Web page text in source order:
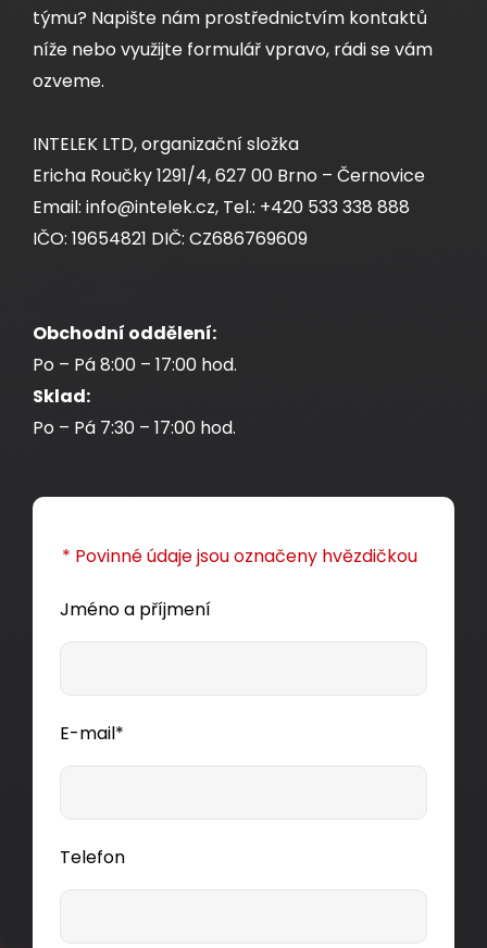
týmu? Napište nám prostřednictvím kontaktů
níže nebo využijte formulář vpravo, rádi se vám
ozveme.
INTELEK LTD, organizační složka
Ericha Roučky 1291/4, 627 00 Brno – Černovice
Email: info@intelek.cz, Tel.: +420 533 338 888
IČO: 19654821 DIČ: CZ686769609
Obchodní oddělení:
Po – Pá 8:00 – 17:00 hod.
Sklad:
Po – Pá 7:30 – 17:00 hod.
* Povinné údaje jsou označeny hvězdičkou
Jméno a příjmení
E-mail*
Telefon